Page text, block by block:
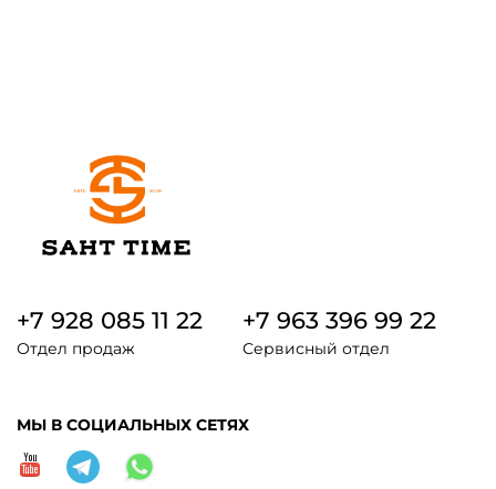
+7 928 085 11 22
Отдел продаж
+7 963 396 99 22
Сервисный отдел
МЫ В СОЦИАЛЬНЫХ СЕТЯХ